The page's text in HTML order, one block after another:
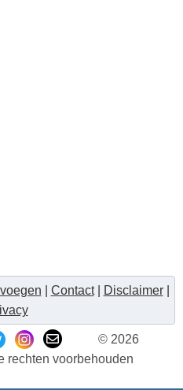
Contact| Disclaimer|
© 2026
rechten voorbehouden